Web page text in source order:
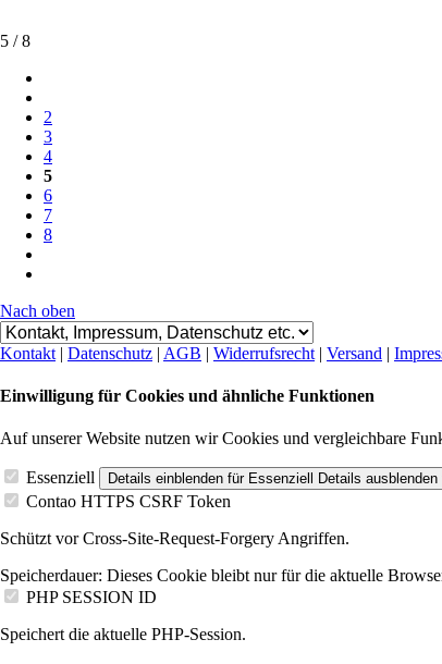
5 / 8
2
3
4
5
6
7
8
Nach oben
Kontakt | Datenschutz | AGB | Widerrufsrecht | Versand |
Einwilligung für Cookies und ähnliche Funktionen
Auf unserer Website nutzen wir Cookies und vergleichbare
Essenziell Details einblenden für Essenziell Details ausblenden
Contao HTTPS CSRF Token
Schützt vor Cross-Site-Request-Forgery Angriffen.
Speicherdauer: Dieses Cookie bleibt nur für die aktuelle
PHP SESSION ID
Speichert die aktuelle PHP-Session.